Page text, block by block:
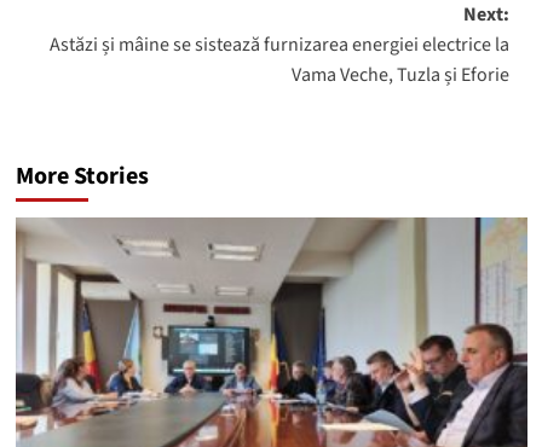
Next:
Astăzi și mâine se sistează furnizarea energiei electrice la
Vama Veche, Tuzla și Eforie
More Stories